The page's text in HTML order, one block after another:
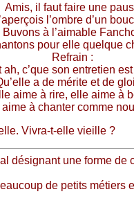
Amis, il faut faire une
l’ombre d’un
Buvons à l’aimable
pour elle quelque
Refrain :
ah, c’que son entretien
a de mérite et de
aime à rire, elle aime à
aime à chanter comme
Vivra-t-elle vieille ?
désignant une forme de
de petits métiers